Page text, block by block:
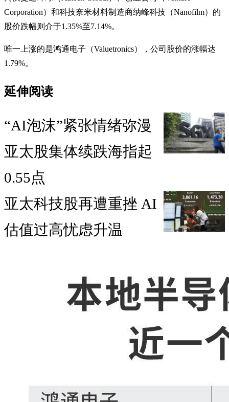
Corporation）和科技奈米材料制造商纳峰科技（Nanofilm）的
股价跌幅则介于1.35%至7.14%。
唯一上涨的是鸿通电子（Valuetronics），公司股价的涨幅达
1.79%。
延伸阅读
“AI泡沫”紧张情绪弥漫
亚太股集体续跌海指起
0.55点
亚太科技股再遭重挫 AI
估值过高忧虑升温